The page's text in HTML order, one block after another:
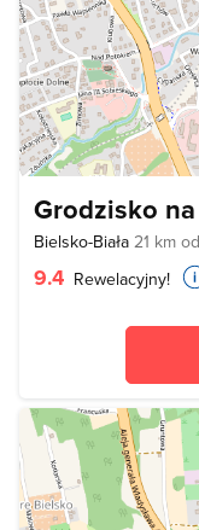
Grodzisko
Bielsko-Biała 21 km
9.4 Rewelacyjny!